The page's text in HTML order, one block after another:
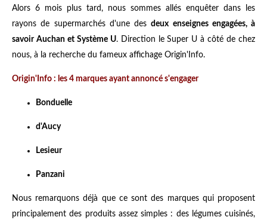
Alors 6 mois plus tard, nous sommes allés enquêter dans les
rayons de supermarchés d'une desdeux enseignes engagées, à
savoir Auchan et Système U. Direction le Super U à côté de chez
nous, à la recherche du fameux affichage Origin'Info.
Origin'Info : les 4 marques ayant annoncé s'engager
Bonduelle
d'Aucy
Lesieur
Panzani
Nous remarquons déjà que ce sont des marques qui proposent
principalement des produits assez simples : des légumes cuisinés,